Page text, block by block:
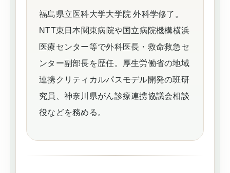
福島県立医科大学大学院 外科学修了。
NTT東日本関東病院や国立病院機構横浜
医療センター等で外科医長・救命救急セ
ンター副部長を歴任。厚生労働省の地域
連携クリティカルパスモデル開発の班研
究員、神奈川県がん診療連携協議会相談
役などを務める。